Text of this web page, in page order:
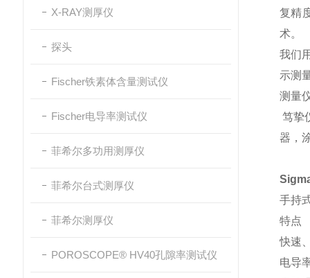
X-RAY测厚仪
探头
Fischer铁素体含量测试仪
Fischer电导率测试仪
菲希尔多功用测厚仪
菲希尔台式测厚仪
菲希尔测厚仪
POROSCOPE® HV40孔隙率测试仪
复精
术。
我们
示测
测量
笃挚
器，
手持
特点
快速
电导